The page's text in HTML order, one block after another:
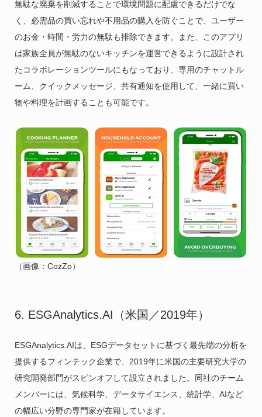
無駄な廃棄を削減することで環境問題に配慮できるだけでな
く、必需品の買い忘れや不用品の購入を防ぐことで、ユーザー
のお金・時間・労力の無駄も排除できます。また、このアプリ
は家族全員が無駄のないキッチンを運営できるように設計され
たコラボレーションツールにもなっており、専用のチャットル
ーム、クイックメッセージ、共有通知を使用して、一緒に買い
物や料理を計画することも可能です。
（画像：CozZo）
6. ESGAnalytics.AI（米国／2019年）
ESGAnalytics.AIは、ESGデータセットに基づく最先端の分析を
提供するフィンテック企業で、2019年に米国の主要研究大学の
研究開発部門がスピンオフして設立されました。同社のチーム
メンバーには、気候科学、データサイエンス、統計学、AIなど
の幅広い分野の専門家が在籍しています。